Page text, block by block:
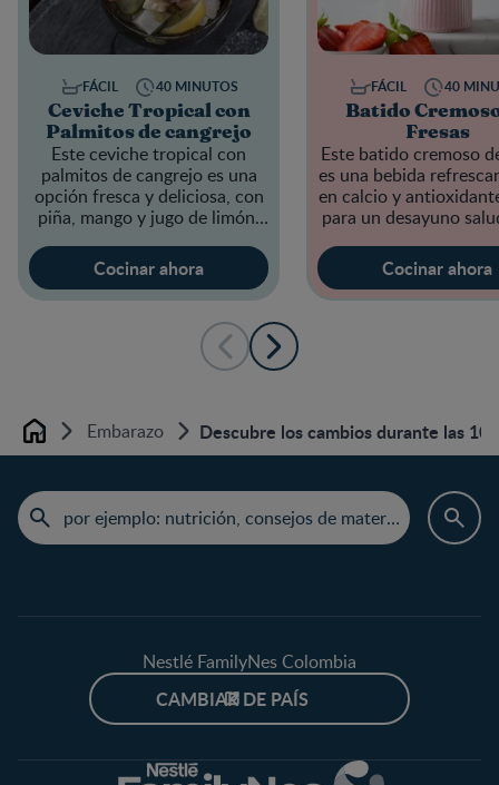
Ceviche Tropical con
Palmitos de cangrejo
Este ceviche tropical con
palmitos de cangrejo es una
opción fresca y deliciosa, con
piña, mango y jugo de limón.
acompañar con tostadas.
FÁCIL 40 MINUTOS
Cocinar ahora
Batido
Fresas
Este batido cremoso
es una bebida
en calcio y
para un desayuno
FÁCIL 40
Cocinar ahora
Home Embarazo Descubre los cambios durante las 10
Nestlé FamilyNes Colombia
CAMBIAR DE PAÍS